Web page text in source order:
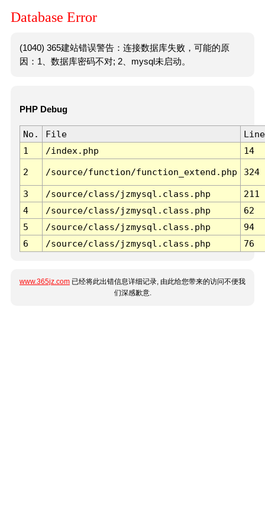
Database Error
(1040) 365建站错误警告：连接数据库失败，可能的原
因：1、数据库密码不对; 2、mysql未启动。
PHP Debug
No. File
Line
1
/index.php 14
2 /source/function/function_extend.php 324
3 /source/class/jzmysql.class.php
211
4
/source/class/jzmysql.class.php
62
5
/source/class/jzmysql.class.php
94
6
/source/class/jzmysql.class.php 76
www.365jz.com 已经将此出错信息详细记录, 由此给您带来的访问不便我
们深感歉意.